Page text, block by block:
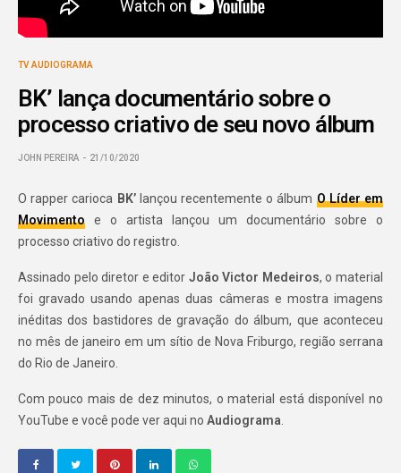
TV AUDIOGRAMA
BK’ lança documentário sobre o
processo criativo de seu novo álbum
JOHN PEREIRA 21/10/2020
O rapper carioca BK’lançou recentemente o álbum O Líder em
Movimento e o artista lançou um documentário sobre o
processo criativo do registro.
Assinado pelo diretor e editor João Victor Medeiros, o material
foi gravado usando apenas duas câmeras e mostra imagens
inéditas dos bastidores de gravação do álbum, que aconteceu
no mês de janeiro em um sítio de Nova Friburgo, região serrana
do Rio de Janeiro.
Com pouco mais de dez minutos, o material está disponível no
YouTube e você pode ver aqui noAudiograma.